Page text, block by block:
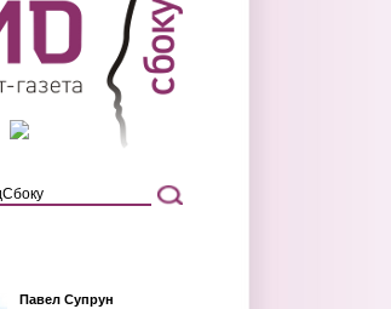
Павел Супрун